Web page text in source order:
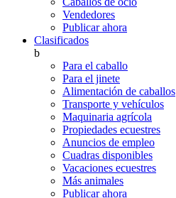
Vendedores
Publicar ahora
Clasificados
b
Para el caballo
Para el jinete
Alimentación de caballos
Transporte y vehículos
Maquinaria agrícola
Propiedades ecuestres
Anuncios de empleo
Cuadras disponibles
Vacaciones ecuestres
Más animales
Publicar ahora